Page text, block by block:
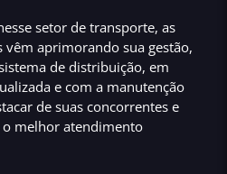
setor de transporte, as
vêm aprimorando sua gestão,
de distribuição, em
e com a manutenção
de suas concorrentes e
o melhor atendimento